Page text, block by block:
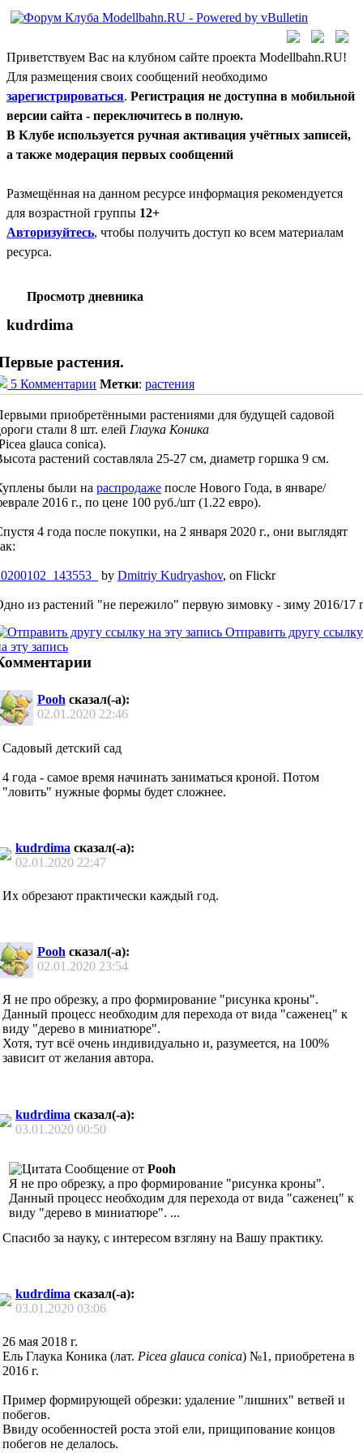
Приветствуем Вас на клубном сайте проекта Modellbahn.RU!
Для размещения своих сообщений необходимо
зарегистрироваться. Регистрация не доступна в мобильной
версии сайта - переключитесь в полную.
В Клубе используется ручная активация учётных записей,
а также модерация первых сообщений
Размещённая на данном ресурсе информация рекомендуется
для возрастной группы 12+
Авторизуйтесь, чтобы получить доступ ко всем материалам
ресурса.
Просмотр дневника
kudrdima
растения.
5 Комментарии Метки: растения
приобретёнными растениями для будущей садовой
стали 8 шт. елей Глаука Коника
glauca conica).
растений составляла 25-27 см, диаметр горшка 9 см.
были на распродаже после Нового Года, в январе/
2016 г., по цене 100 руб./шт (1.22 евро).
4 года после покупки, на 2 января 2020 г., они выглядят
by Dmitriy Kudryashov, on Flickr
из растений "не пережило" первую зимовку - зиму 2016/17
Отправить другу ссылку
эту запись
Poohсказал(-а):
02.01.2020 22:46
Садовый детский сад
4 года - самое время начинать заниматься кроной. Потом
"ловить" нужные формы будет сложнее.
kudrdima сказал(-а):
02.01.2020 22:47
Их обрезают практически каждый год.
Pooh сказал(-а):
02.01.2020 23:54
Я не про обрезку, а про формирование "рисунка кроны".
Данный процесс необходим для перехода от вида "саженец" к
виду "дерево в миниатюре".
Хотя, тут всё очень индивидуально и, разумеется, на 100%
зависит от желания автора.
kudrdima сказал(-а):
03.01.2020 00:50
Сообщение от Pooh
Я не про обрезку, а про формирование "рисунка кроны".
Данный процесс необходим для перехода от вида "саженец" к
виду "дерево в миниатюре". ...
Спасибо за науку, с интересом взгляну на Вашу практику.
kudrdima сказал(-а):
03.01.2020 03:06
26 мая 2018 г.
Ель Глаука Коника (лат. Picea glauca conica) №1, приобретена в
2016 г.
Пример формирующей обрезки: удаление "лишних" ветвей и
побегов.
Ввиду особенностей роста этой ели, прищипование концов
побегов не делалось.